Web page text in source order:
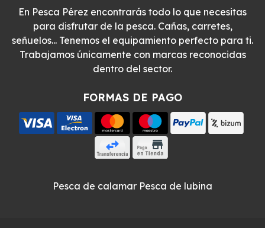
En Pesca Pérez encontrarás todo lo que necesitas
para disfrutar de la pesca. Cañas, carretes,
señuelos... Tenemos el equipamiento perfecto para ti.
Trabajamos únicamente con marcas reconocidas
dentro del sector.
FORMAS DE PAGO
Pesca de calamar Pesca de lubina